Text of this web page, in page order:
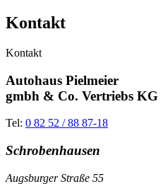
Kontakt
Kontakt
Autohaus Pielmeier
gmbh & Co. Vertriebs KG
Tel: 0 82 52 / 88 87-18
Schrobenhausen
Augsburger Straße 55